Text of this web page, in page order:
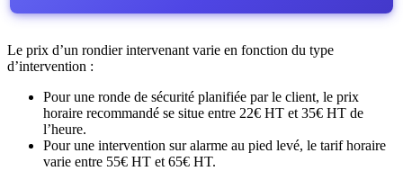
Le prix d’un rondier intervenant varie en fonction du type
d’intervention :
Pour une ronde de sécurité planifiée par le client, le prix
horaire recommandé se situe entre 22€ HT et 35€ HT de
l’heure.
Pour une intervention sur alarme au pied levé, le tarif horaire
varie entre 55€ HT et 65€ HT.